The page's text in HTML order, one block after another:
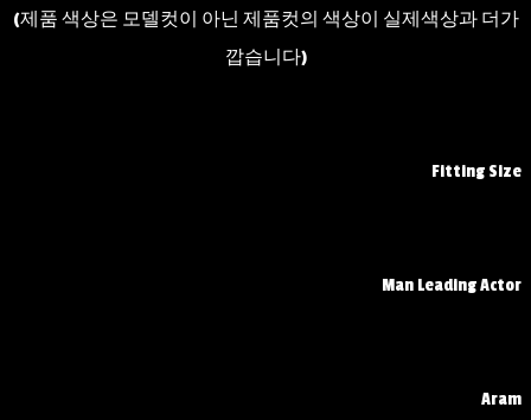
(제품 색상은 모델컷이 아닌 제품컷의 색상이 실제색상과 더가
깝습니다)
Fitting Size
Man Leading Actor
Aram